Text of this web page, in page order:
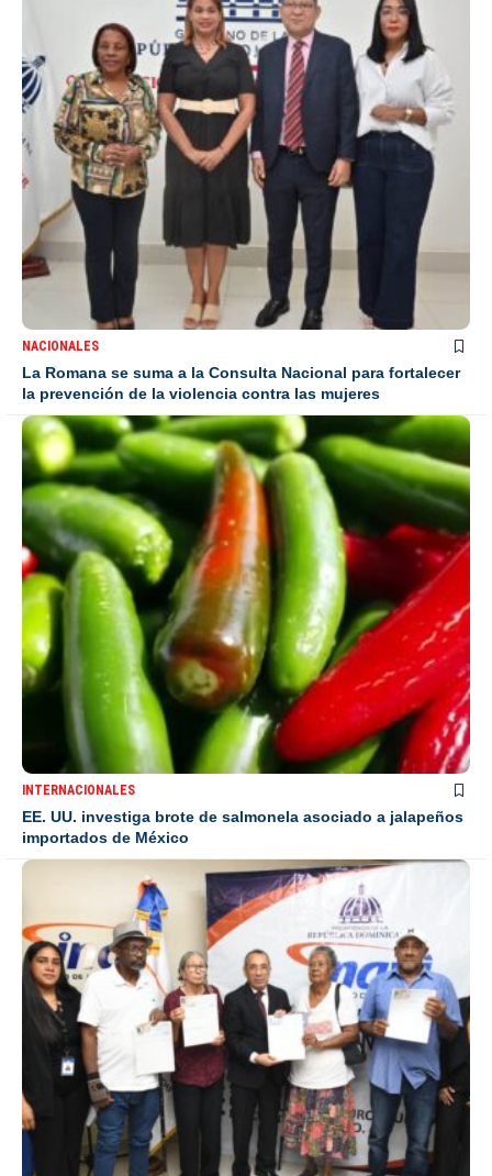
NACIONALES
La Romana se suma a la Consulta Nacional para fortalecer
la prevención de la violencia contra las mujeres
INTERNACIONALES
EE. UU. investiga brote de salmonela asociado a jalapeños
importados de México